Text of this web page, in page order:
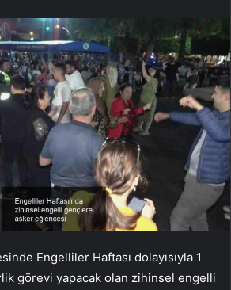
Engelliler Haftası dolayısıyla 1
görevi yapacak olan zihinsel engelli